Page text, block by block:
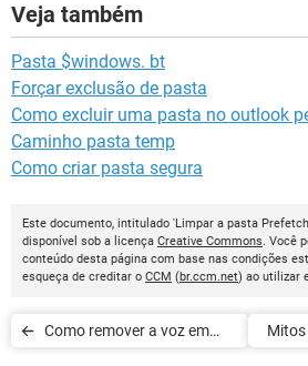
Veja também
Pasta $windows. bt
Forçar exclusão de pasta
Como excluir uma pasta no outlook
Caminho pasta temp
Como criar pasta segura
Este documento, intitulado 'Limpar a pasta
disponível sob a licença Creative Commons. Você
conteúdo desta página com base nas condições
esqueça de creditar o CCM (br.ccm.net) ao utilizar
Como remover a voz em
Mitos